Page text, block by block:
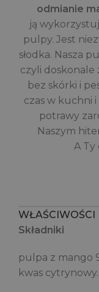
odmianie
ją
pulpy. Jest
słodka. Nasza
czyli doskonale
bez skórki i
czas w kuchni
potrawy
Naszym
A Ty
WŁAŚCIWOŚCI
Składniki
pulpa z mango
kwas cytrynowy.